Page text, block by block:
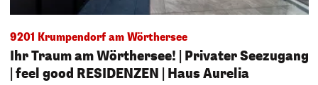
9201 Krumpendorf am Wörthersee
Ihr Traum am Wörthersee! | Privater Seezugang
| feel good RESIDENZEN | Haus Aurelia